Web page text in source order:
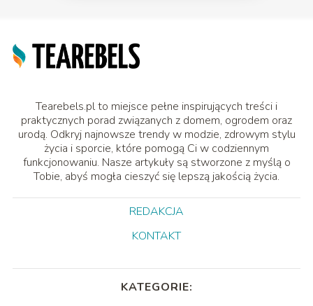
Tearebels.pl to miejsce pełne inspirujących treści i
praktycznych porad związanych z domem, ogrodem oraz
urodą. Odkryj najnowsze trendy w modzie, zdrowym stylu
życia i sporcie, które pomogą Ci w codziennym
funkcjonowaniu. Nasze artykuły są stworzone z myślą o
Tobie, abyś mogła cieszyć się lepszą jakością życia.
REDAKCJA
KONTAKT
KATEGORIE: